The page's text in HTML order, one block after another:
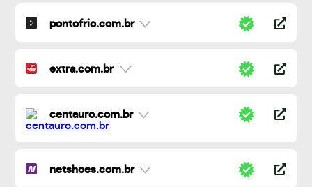
pontofrio.com.br
extra.com.br
centauro.com.br
netshoes.com.br